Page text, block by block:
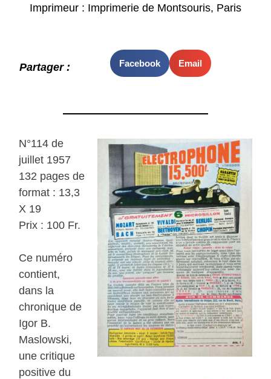
Imprimeur : Imprimerie de Montsouris, Paris
Partager : Facebook Email
N°114 de
juillet 1957
132 pages de
format : 13,3
X 19
Prix : 100 Fr.
Ce numéro
contient,
dans la
chronique de
Igor B.
Maslowski,
une critique
positive du